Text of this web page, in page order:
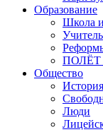
Образование
Школа
Учитель
ПОЛЁТ
Общество
История
Люди